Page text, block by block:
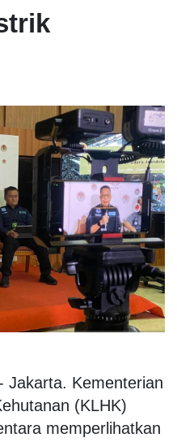
Jakarta. Kementerian
(KLHK)
memperlihatkan